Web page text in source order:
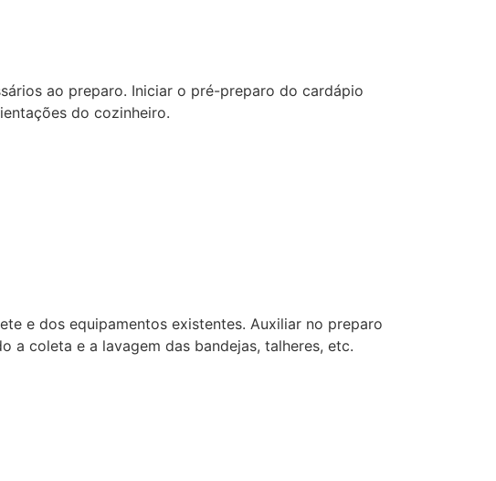
ao preparo. Iniciar o pré-preparo do cardápio
do cozinheiro.
e dos equipamentos existentes. Auxiliar no preparo
a coleta e a lavagem das bandejas, talheres, etc.